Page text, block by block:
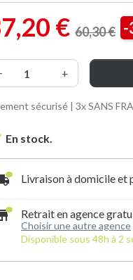
€ 60,30 € -
+
sécurisé | 3x SANS
En stock.
Livraison à domicile et
Retrait en agence
Choisir une autre agence
Disponible sous 48h à 2